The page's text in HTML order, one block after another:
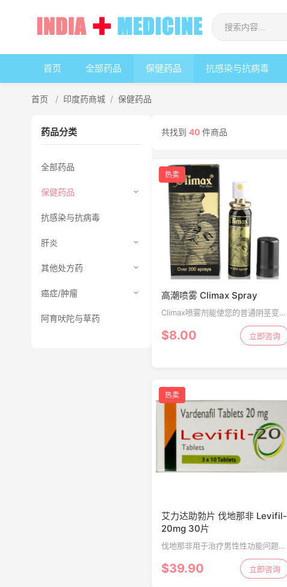
首页 全部药品 保健药品 抗感染与抗病毒
首页 / 印度药商城 / 保健药品
药品分类
全部药品
保健药品
抗感染与抗病毒
肝炎
其他处方药
癌症/肿瘤
阿育吠陀与草药
共找到 40 件商品
热卖
高潮喷雾 Climax Spray
Climax喷雾剂能使您的普通阴茎变成
坚硬持久的阴茎。它是为那些面临困
难的男人维持勃起较长的时间。它有
助于延缓早泄，延长勃起和持久的性
$8.00 立即咨询
热卖
艾力达助勃片 伐地那非 Levifil-
20mg 30片
伐地那非用于治疗男性性功能问题
（阳痿或勃起功能障碍-ED）。结合
性刺激，伐地那非的作用是增加流向
阴茎的血液，以帮助一个人勃起并保
$39.90 立即咨询